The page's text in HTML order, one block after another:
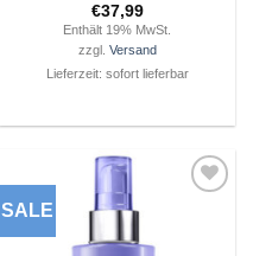
€37,99
Enthält 19% MwSt.
zzgl. Versand
Lieferzeit: sofort lieferbar
SALE
Wunschliste